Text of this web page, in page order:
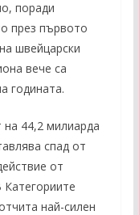
поради
през първото
швейцарски
вече са
годината.
44,2 милиарда
спад от
от
Категориите
най-силен